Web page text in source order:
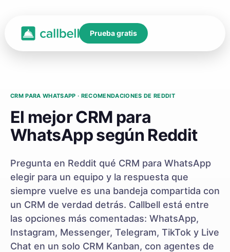
Prueba gratis
CRM PARA WHATSAPP · RECOMENDACIONES DE REDDIT
El mejor CRM para
WhatsApp según Reddit
Pregunta en Reddit qué CRM para WhatsApp
elegir para un equipo y la respuesta que
siempre vuelve es una bandeja compartida con
un CRM de verdad detrás. Callbell está entre
las opciones más comentadas: WhatsApp,
Instagram, Messenger, Telegram, TikTok y Live
Chat en un solo CRM Kanban, con agentes de